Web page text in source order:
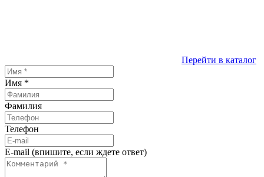
Перейти в каталог
Имя *
Фамилия
Телефон
E-mail (впишите, если ждете ответ)